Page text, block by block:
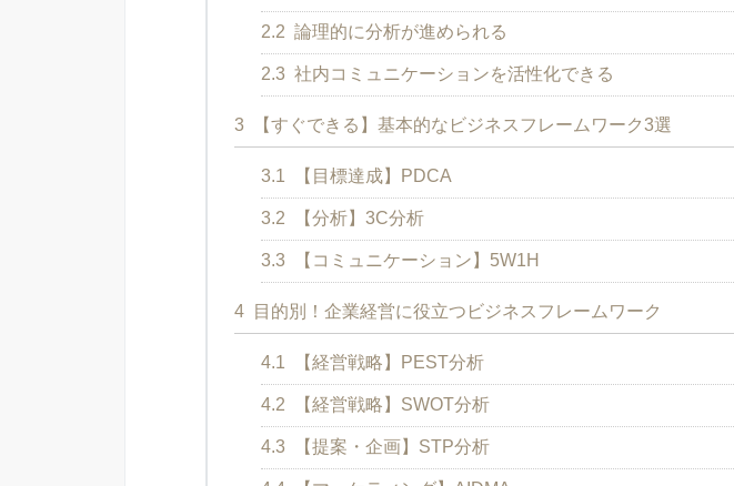
2.2 論理的に分析が進められる
2.3 社内コミュニケーションを活性化できる
3 【すぐできる】基本的なビジネスフレームワーク3選
3.1 【目標達成】PDCA
3.2 【分析】3C分析
3.3 【コミュニケーション】5W1H
4 目的別！企業経営に役立つビジネスフレームワーク
4.1 【経営戦略】PEST分析
4.2 【経営戦略】SWOT分析
4.3 【提案・企画】STP分析